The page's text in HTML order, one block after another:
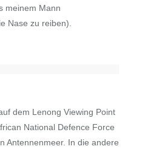
meinem Mann
Nase zu reiben).
dem Lenong Viewing Point
National Defence Force
Antennenmeer. In die andere